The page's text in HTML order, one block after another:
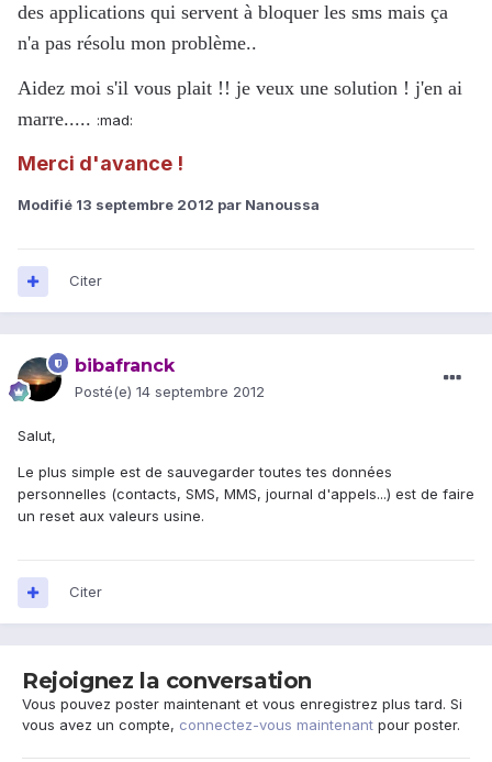
des applications qui servent à bloquer les sms mais ça
n'a pas résolu mon problème..
Aidez moi s'il vous plait !! je veux une solution ! j'en ai
marre..... :mad:
Merci d'avance !
Modifié 13 septembre 2012 par Nanoussa
Citer
bibafranck
Posté(e) 14 septembre 2012
Salut,
Le plus simple est de sauvegarder toutes tes données
personnelles (contacts, SMS, MMS, journal d'appels...) est de faire
un reset aux valeurs usine.
Citer
Rejoignez la conversation
Vous pouvez poster maintenant et vous enregistrez plus tard. Si
vous avez un compte, connectez-vous maintenant pour poster.